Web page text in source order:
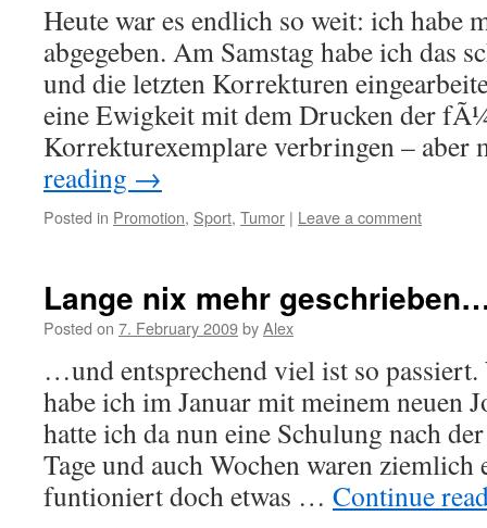
Heute war es endlich so weit: ich habe
abgegeben. Am Samstag habe ich das
und die letzten Korrekturen
eine Ewigkeit mit dem Drucken der
Korrekturexemplare verbringen –
reading →
Posted in Promotion, Sport, Tumor | Leave a comment
Lange nix mehr
Posted on 7. February 2009byAlex
…und entsprechend viel ist so
habe ich im Januar mit meinem neuen
hatte ich da nun eine Schulung nach
Tage und auch Wochen waren ziemlich
funtioniert doch etwas … Continue